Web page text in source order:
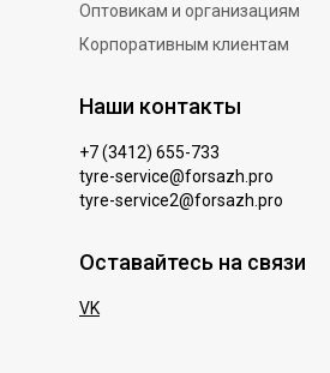
Оптовикам и организациям
Корпоративным клиентам
Наши контакты
+7 (3412) 655-733
tyre-service@forsazh.pro
tyre-service2@forsazh.pro
Оставайтесь на связи
VK